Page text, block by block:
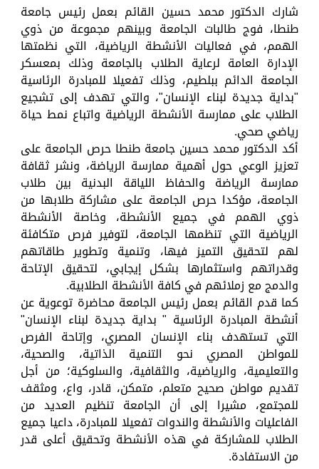
شارك الدكتور محمد حسين القائم بعمل رئيس جامعة
طنطا، فوج طالبات الجامعة وبينهم مجموعة من ذوي
الهمم، في فعاليات الأنشطة الرياضية، التي نظمتها
الإدارة العامة لرعاية الطلاب بالجامعة وذلك بمعسكر
الجامعة الدائم ببلطيم، وذلك تفعيلا للمبادرة الرئاسية
"بداية جديدة لبناء الإنسان"، والتي تهدف إلى تشجيع
الطلاب على ممارسة الأنشطة الرياضية واتباع نمط حياة
رياضي صحي.
أكد الدكتور محمد حسين جامعة طنطا حرص الجامعة على
تعزيز الوعي حول أهمية ممارسة الرياضة، ونشر ثقافة
ممارسة الرياضة والحفاظ اللياقة البدنية بين طلاب
الجامعة، مؤكدا حرص الجامعة على مشاركة طلابها من
ذوي الهمم في جميع الأنشطة، وخاصة الأنشطة
الرياضية التي تنظمها الجامعة، لتوفير فرص متكافئة
لهم لتحقيق التميز فيها، وتنمية وتطوير طاقاتهم
وقدراتهم واستثمارها بشكل إيجابي، لتحقيق الإتاحة
والدمج مع زملائهم في كافة الأنشطة الطلابية.
كما قدم القائم بعمل رئيس الجامعة محاضرة توعوية عن
أنشطة المبادرة الرئاسية " بداية جديدة لبناء الإنسان"
التي تستهدف بناء الإنسان المصري، وإتاحة الفرص
للمواطن المصري نحو التنمية الذاتية، والصحية،
والتعليمية، والرياضية، والثقافية، والسلوكية؛ من أجل
تقديم مواطن صحيح متعلم، متمكن، قادر، واع، ومثقف
للمجتمع، مشيرا إلى أن الجامعة تنظيم العديد من
الفاعليات والأنشطة والندوات تفعيلا للمبادرة، داعيا جميع
الطلاب للمشاركة في هذه الأنشطة وتحقيق أعلى قدر
من الاستفادة.